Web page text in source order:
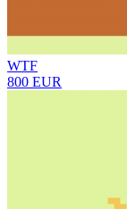
WTF
800 EUR